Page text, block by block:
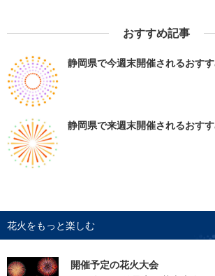
おすすめ記事
静岡県で今週末開催されるおす
静岡県で来週末開催されるおす
花火をもっと楽しむ
開催予定の花火大会